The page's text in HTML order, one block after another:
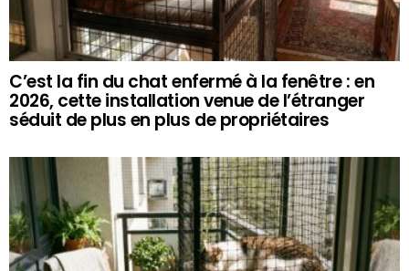
C’est la fin du chat enfermé à la fenêtre : en
2026, cette installation venue de l’étranger
séduit de plus en plus de propriétaires